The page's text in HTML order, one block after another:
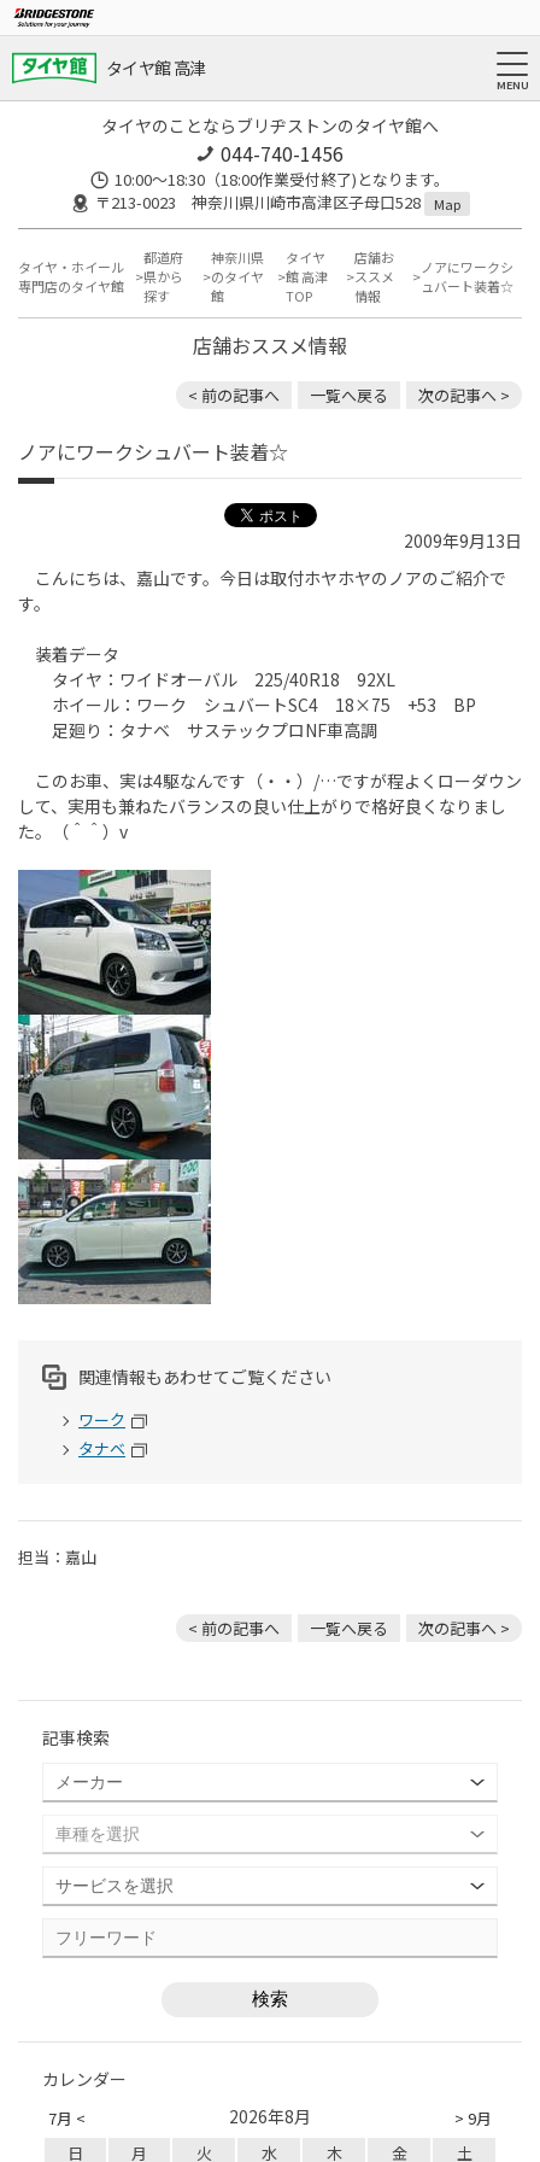
タイヤ館 高津
タイヤのことならブリヂストンのタイヤ館へ
044-740-1456
10:00～18:30（18:00作業受付終了)となります。
〒213-0023 神奈川県川崎市高津区子母口528
Map
タイヤ・ホイール
専門店のタイヤ館
都道府
県から
探す
神奈川県
のタイヤ
館
タイヤ
館 高津
TOP
店舗お
ススメ
情報
ノアにワークシ
ュバート装着☆
店舗おススメ情報
< 前の記事へ 一覧へ戻る 次の記事へ >
ノアにワークシュバート装着☆
2009年9月13日
こんにちは、嘉山です。今日は取付ホヤホヤのノアのご紹介で
す。
装着データ
タイヤ：ワイドオーバル 225/40R18 92XL
ホイール：ワーク シュバートSC4 18×75 +53 BP
足廻り：タナベ サステックプロNF車高調
このお車、実は4駆なんです（・・）/…ですが程よくローダウン
して、実用も兼ねたバランスの良い仕上がりで格好良くなりまし
た。（＾＾）v
関連情報もあわせてご覧ください
ワーク
タナベ
担当：嘉山
< 前の記事へ 一覧へ戻る 次の記事へ >
記事検索
カレンダー
7月 < > 9月
2026年8月
日 月 火 水 木 金 土